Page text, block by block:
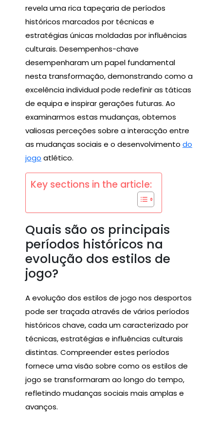
revela uma rica tapeçaria de períodos
históricos marcados por técnicas e
estratégias únicas moldadas por influências
culturais. Desempenhos-chave
desempenharam um papel fundamental
nesta transformação, demonstrando como a
excelência individual pode redefinir as táticas
de equipa e inspirar gerações futuras. Ao
examinarmos estas mudanças, obtemos
valiosas perceções sobre a interacção entre
as mudanças sociais e o desenvolvimento do
jogo atlético.
Key sections in the article:
Quais são os principais
períodos históricos na
evolução dos estilos de
jogo?
A evolução dos estilos de jogo nos desportos
pode ser traçada através de vários períodos
históricos chave, cada um caracterizado por
técnicas, estratégias e influências culturais
distintas. Compreender estes períodos
fornece uma visão sobre como os estilos de
jogo se transformaram ao longo do tempo,
refletindo mudanças sociais mais amplas e
avanços.